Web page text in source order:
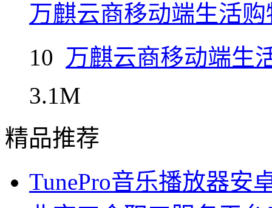
万麒云商移动端生活
10 万麒云商移动端生
3.1M
精品推荐
TunePro音乐播放器安